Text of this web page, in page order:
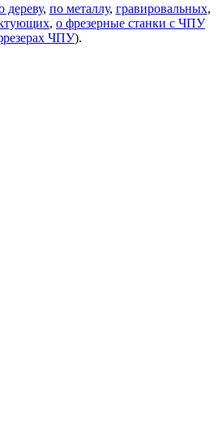
дереву, по металлу, гравировальных,
, о фрезерные станки с ЧПУ
ЧПУ).